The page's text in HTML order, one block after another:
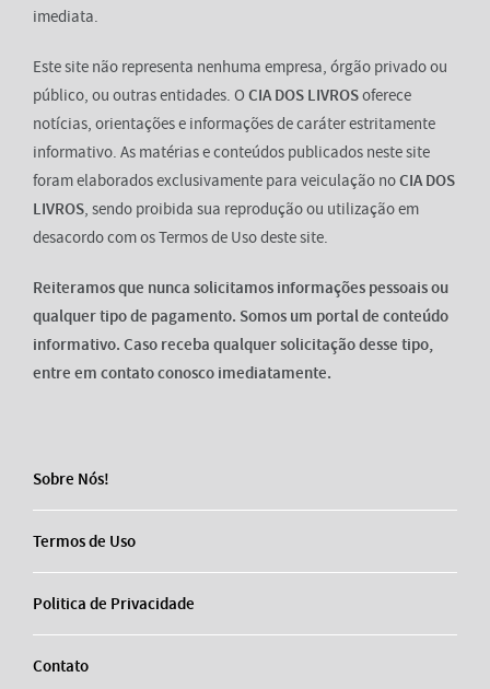
imediata.
Este site não representa nenhuma empresa, órgão privado ou
público, ou outras entidades. OCIA DOS LIVROSoferece
notícias, orientações e informações de caráter estritamente
informativo. As matérias e conteúdos publicados neste site
foram elaborados exclusivamente para veiculação noCIA DOS
LIVROS, sendo proibida sua reprodução ou utilização em
desacordo com os Termos de Uso deste site.
Reiteramos que nunca solicitamos informações pessoais ou
qualquer tipo de pagamento. Somos um portal de conteúdo
informativo. Caso receba qualquer solicitação desse tipo,
entre em contato conosco imediatamente.
Sobre Nós!
Termos de Uso
Politica de Privacidade
Contato